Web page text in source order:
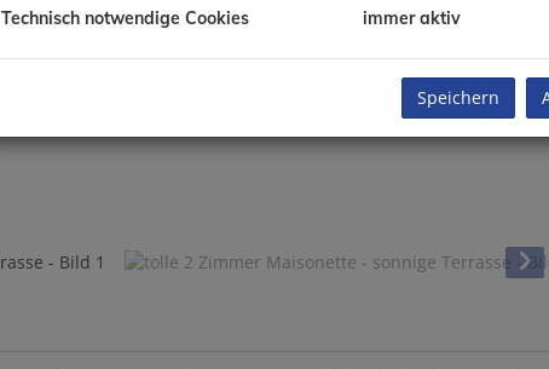
Technisch notwendige Cookies immer aktiv
Speichern